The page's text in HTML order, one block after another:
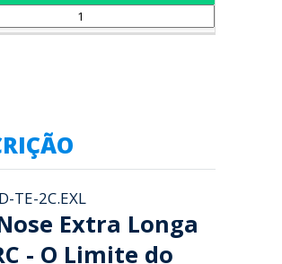
TE-2C.EXL
Extra Longa
- O Limite do